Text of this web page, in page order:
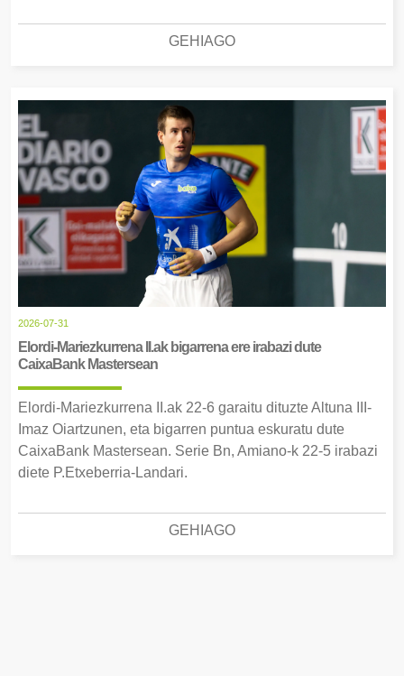
GEHIAGO
2026-07-31
Elordi-Mariezkurrena II.ak bigarrena ere irabazi dute
CaixaBank Mastersean
Elordi-Mariezkurrena II.ak 22-6 garaitu dituzte Altuna III-
Imaz Oiartzunen, eta bigarren puntua eskuratu dute
CaixaBank Mastersean. Serie Bn, Amiano-k 22-5 irabazi
diete P.Etxeberria-Landari.
GEHIAGO